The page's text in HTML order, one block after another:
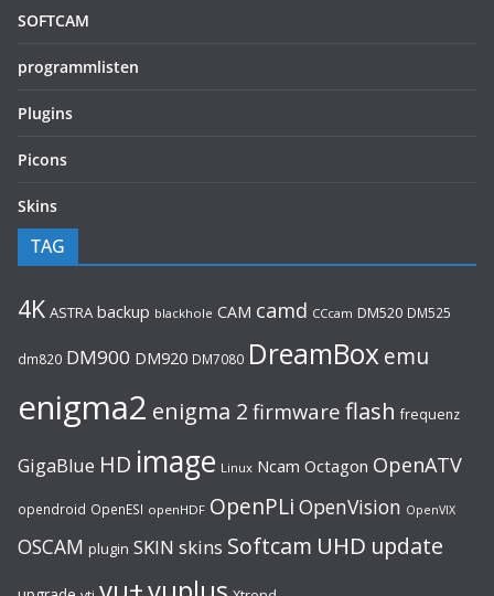
SOFTCAM
programmlisten
Plugins
Picons
Skins
TAG
4K ASTRA backup blackhole CAM camd CCcam DM520 DM525
dm820 DM900 DM920 DM7080 DreamBoxemu
enigma2 enigma 2 firmware flash frequenz
GigaBlue HD image Linux Ncam Octagon OpenATV
opendroid OpenESI openHDF OpenPLi OpenVision OpenVIX
OSCAM plugin SKIN skins Softcam UHD update